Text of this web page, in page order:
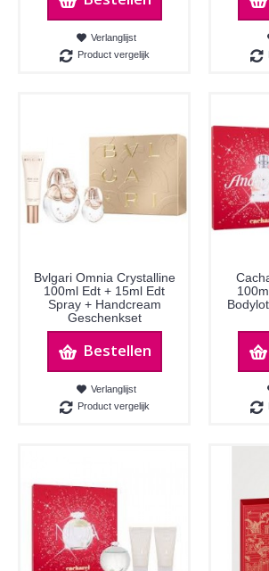
Verlanglijst
Product vergelijk
Bvlgari Omnia Crystalline
100ml Edt + 15ml Edt
Spray + Handcream
Geschenkset
Bestellen
Verlanglijst
Product vergelijk